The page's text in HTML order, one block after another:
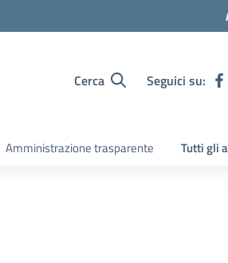
Cerca Seguici su:
Amministrazione trasparente Tutti gli